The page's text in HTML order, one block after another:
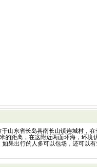
山东省长岛县南长山镇连城村，
的距离，在这附近两面环海，环
果出行的人多可以包场，还可以